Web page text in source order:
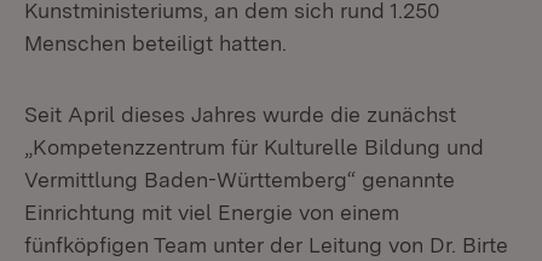
Kunstministeriums, an dem sich rund 1.250
Menschen beteiligt hatten.
Seit April dieses Jahres wurde die zunächst
„Kompetenzzentrum für Kulturelle Bildung und
Vermittlung Baden-Württemberg“ genannte
Einrichtung mit viel Energie von einem
fünfköpfigen Team unter der Leitung von Dr. Birte